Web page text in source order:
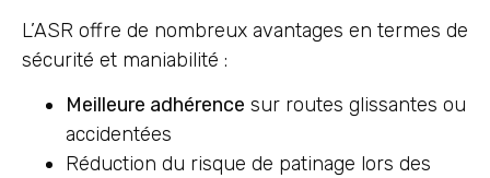
L’ASR offre de nombreux avantages en termes de
sécurité et maniabilité :
Meilleure adhérence sur routes glissantes ou
accidentées
Réduction du risque de patinage lors des